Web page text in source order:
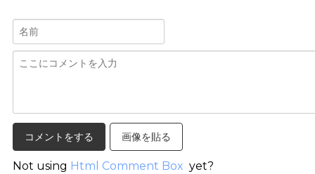
画像を貼る
Not using Html Comment Box yet?